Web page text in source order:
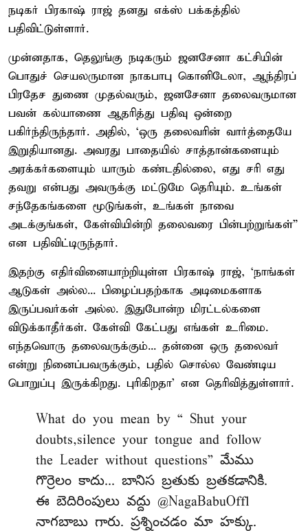
நடிகர் பிரகாஷ் ராஜ் தனது எக்ஸ் பக்கத்தில்
பதிவிட்டுள்ளார்.
முன்னதாக, தெலுங்கு நடிகரும் ஜனசேனா கட்சியின்
பொதுச் செயலருமான நாகபாபு கொனிடேலா, ஆந்திரப்
பிரதேச துணை முதல்வரும், ஜனசேனா தலைவருமான
பவன் கல்யாணை ஆதரித்து பதிவு ஒன்றை
பகிர்ந்திருந்தார். அதில், ‘ஒரு தலைவரின் வார்த்தையே
இறுதியானது. அவரது பாதையில் சாத்தான்களையும்
அரக்கர்களையும் யாரும் கண்டதில்லை, எது சரி எது
தவறு என்பது அவருக்கு மட்டுமே தெரியும். உங்கள்
சந்தேகங்களை மூடுங்கள், உங்கள் நாவை
அடக்குங்கள், கேள்வியின்றி தலைவரை பின்பற்றுங்கள்”
என பதிவிட்டிருந்தார்.
இதற்கு எதிர்வினையாற்றியுள்ள பிரகாஷ் ராஜ், ‘நாங்கள்
ஆடுகள் அல்ல... பிழைப்பதற்காக அடிமைகளாக
இருப்பவர்கள் அல்ல. இதுபோன்ற மிரட்டல்களை
விடுக்காதீர்கள். கேள்வி கேட்பது எங்கள் உரிமை.
எந்தவொரு தலைவருக்கும்... தன்னை ஒரு தலைவர்
என்று நினைப்பவருக்கும், பதில் சொல்ல வேண்டிய
பொறுப்பு இருக்கிறது. புரிகிறதா’ என தெரிவித்துள்ளார்.
What do you mean by “ Shut your
doubts,silence your tongue and follow
the Leader without questions” మేము
గొర్రెలం కాదు... బానిస బ్రతుకు బ్రతకడానికి.
ఈ బెదిరింపులు వద్దు @NagaBabuOffl
నాగబాబు గారు. ప్రశ్నించడం మా హక్కు.